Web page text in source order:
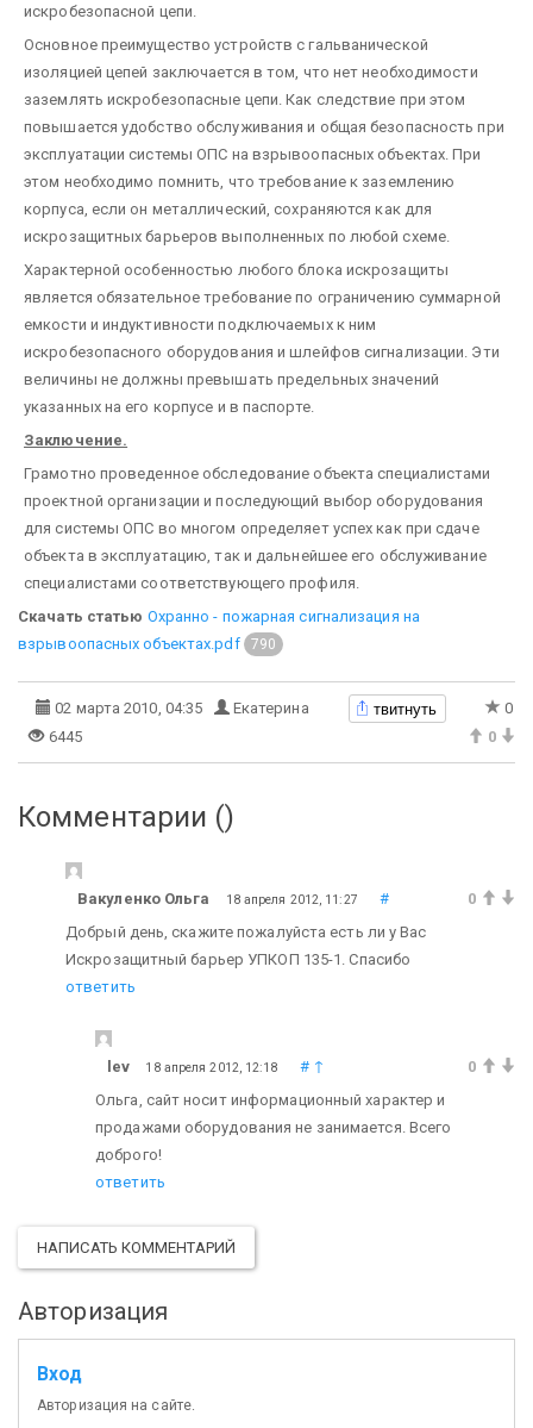
искробезопасной цепи.
Основное преимущество устройств с гальванической
изоляцией цепей заключается в том, что нет необходимости
заземлять искробезопасные цепи. Как следствие при этом
повышается удобство обслуживания и общая безопасность при
эксплуатации системы ОПС на взрывоопасных объектах. При
этом необходимо помнить, что требование к заземлению
корпуса, если он металлический, сохраняются как для
искрозащитных барьеров выполненных по любой схеме.
Характерной особенностью любого блока искрозащиты
является обязательное требование по ограничению суммарной
емкости и индуктивности подключаемых к ним
искробезопасного оборудования и шлейфов сигнализации. Эти
величины не должны превышать предельных значений
указанных на его корпусе и в паспорте.
Заключение.
Грамотно проведенное обследование объекта специалистами
проектной организации и последующий выбор оборудования
для системы ОПС во многом определяет успех как при сдаче
объекта в эксплуатацию, так и дальнейшее его обслуживание
специалистами соответствующего профиля.
Скачать статью Охранно - пожарная сигнализация на
взрывоопасных объектах.pdf
790
02 марта 2010, 04:35 Екатерина твитнуть
0
6445
0
Комментарии ()
Вакуленко Ольга 18 апреля 2012, 11:27 #
0
Добрый день, скажите пожалуйста есть ли у Вас
Искрозащитный барьер УПКОП 135-1. Спасибо
ответить
lev 18 апреля 2012, 12:18 # ↑
0
Ольга, сайт носит информационный характер и
продажами оборудования не занимается. Всего
доброго!
ответить
НАПИСАТЬ КОММЕНТАРИЙ
Авторизация
Вход
Авторизация на сайте.